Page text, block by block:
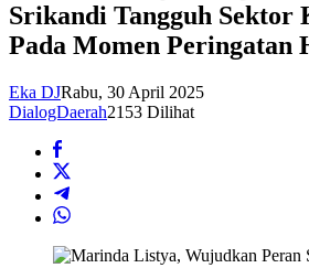
Srikandi Tangguh Sektor
Pada Momen
Eka DJRabu, 30 April 2025
DialogDaerah2153 Dilihat